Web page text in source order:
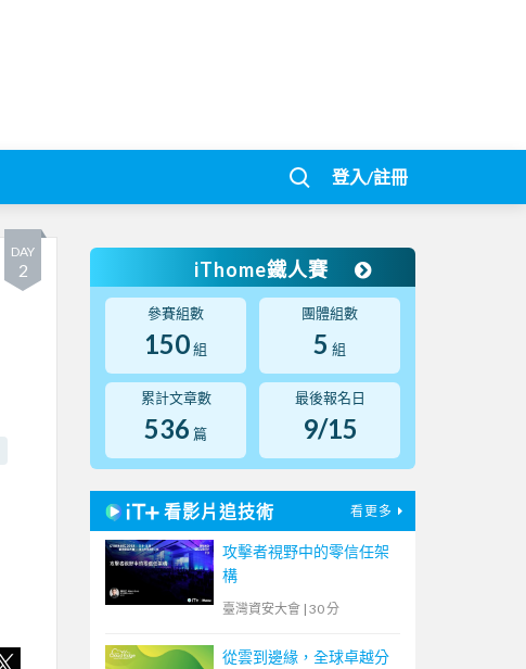
登入/註冊
DAY
2 iThome鐵人賽
參賽組數
150組
團體組數
5 組
累計文章數
536 篇
最後報名日
9/15
看影片追技術 看更多
攻擊者視野中的零信任架
構
臺灣資安大會 | 30 分
從雲到邊緣，全球卓越分